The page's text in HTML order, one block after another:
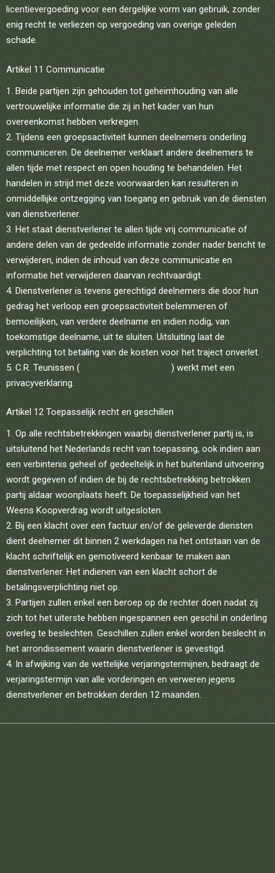
licentievergoeding voor een dergelijke vorm van gebruik, zonder
enig recht te verliezen op vergoeding van overige geleden
schade.
Artikel 11 Communicatie
Beide partijen zijn gehouden tot geheimhouding van alle
vertrouwelijke informatie die zij in het kader van hun
overeenkomst hebben verkregen.
Tijdens een groepsactiviteit kunnen deelnemers onderling
communiceren. De deelnemer verklaart andere deelnemers te
allen tijde met respect en open houding te behandelen. Het
handelen in strijd met deze voorwaarden kan resulteren in
onmiddellijke ontzegging van toegang en gebruik van de diensten
van dienstverlener.
Het staat dienstverlener te allen tijde vrij communicatie of
andere delen van de gedeelde informatie zonder nader bericht te
verwijderen, indien de inhoud van deze communicatie en
informatie het verwijderen daarvan rechtvaardigt.
Dienstverlener is tevens gerechtigd deelnemers die door hun
gedrag het verloop een groepsactiviteit belemmeren of
bemoeilijken, van verdere deelname en indien nodig, van
toekomstige deelname, uit te sluiten. Uitsluiting laat de
verplichting tot betaling van de kosten voor het traject onverlet.
C.R. Teunissen ( the-spaceholders.com ) werkt met een
privacyverklaring.
Artikel 12 Toepasselijk recht en geschillen
Op alle rechtsbetrekkingen waarbij dienstverlener partij is, is
uitsluitend het Nederlands recht van toepassing, ook indien aan
een verbintenis geheel of gedeeltelijk in het buitenland uitvoering
wordt gegeven of indien de bij de rechtsbetrekking betrokken
partij aldaar woonplaats heeft. De toepasselijkheid van het
Weens Koopverdrag wordt uitgesloten.
Bij een klacht over een factuur en/of de geleverde diensten
dient deelnemer dit binnen 2 werkdagen na het ontstaan van de
klacht schriftelijk en gemotiveerd kenbaar te maken aan
dienstverlener. Het indienen van een klacht schort de
betalingsverplichting niet op.
Partijen zullen enkel een beroep op de rechter doen nadat zij
zich tot het uiterste hebben ingespannen een geschil in onderling
overleg te beslechten. Geschillen zullen enkel worden beslecht in
het arrondissement waarin dienstverlener is gevestigd.
In afwijking van de wettelijke verjaringstermijnen, bedraagt de
verjaringstermijn van alle vorderingen en verweren jegens
dienstverlener en betrokken derden 12 maanden.